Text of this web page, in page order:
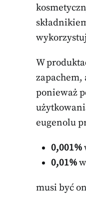
W
zapachem,
ponieważ
eugenolu
0,001%
0,01%
musi być